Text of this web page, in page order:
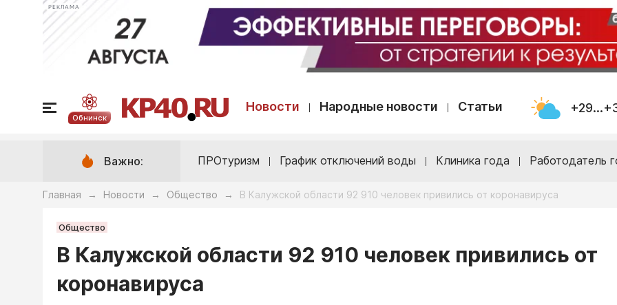
РЕКЛАМА
Обнинск
Новости Народные новости Статьи
Важно: ПРОтуризм График отключений воды Клиника года Работодатель
Главная → Новости → Общество → В Калужской области 92 910 человек привились от коронавируса
Общество
В Калужской области 92 910 человек привились от
коронавируса